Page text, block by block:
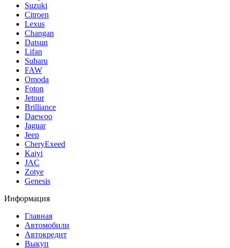
Suzuki
Citroen
Lexus
Changan
Datsun
Lifan
Subaru
FAW
Omoda
Foton
Jetour
Brilliance
Daewoo
Jaguar
Jeep
CheryExeed
Kaiyi
JAC
Zotye
Genesis
Информация
Главная
Автомобили
Автокредит
Выкуп